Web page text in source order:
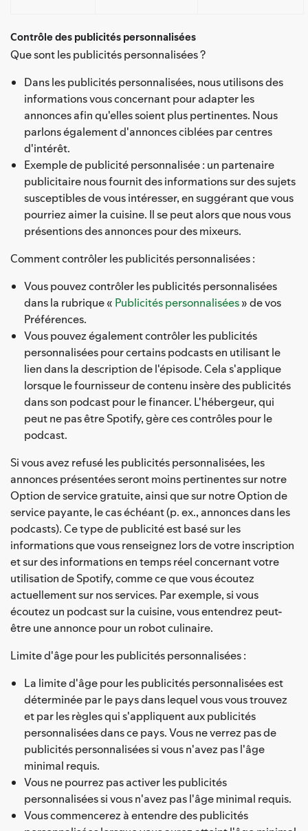
Contrôle des publicités personnalisées
Que sont les publicités personnalisées ?
Dans les publicités personnalisées, nous utilisons des
informations vous concernant pour adapter les
annonces afin qu'elles soient plus pertinentes. Nous
parlons également d'annonces ciblées par centres
d'intérêt.
Exemple de publicité personnalisée : un partenaire
publicitaire nous fournit des informations sur des sujets
susceptibles de vous intéresser, en suggérant que vous
pourriez aimer la cuisine. Il se peut alors que nous vous
présentions des annonces pour des mixeurs.
Comment contrôler les publicités personnalisées :
Vous pouvez contrôler les publicités personnalisées
dans la rubrique « Publicités personnalisées» de vos
Préférences.
Vous pouvez également contrôler les publicités
personnalisées pour certains podcasts en utilisant le
lien dans la description de l'épisode. Cela s'applique
lorsque le fournisseur de contenu insère des publicités
dans son podcast pour le financer. L'hébergeur, qui
peut ne pas être Spotify, gère ces contrôles pour le
podcast.
Si vous avez refusé les publicités personnalisées, les
annonces présentées seront moins pertinentes sur notre
Option de service gratuite, ainsi que sur notre Option de
service payante, le cas échéant (p. ex., annonces dans les
podcasts). Ce type de publicité est basé sur les
informations que vous renseignez lors de votre inscription
et sur des informations en temps réel concernant votre
utilisation de Spotify, comme ce que vous écoutez
actuellement sur nos services. Par exemple, si vous
écoutez un podcast sur la cuisine, vous entendrez peut-
être une annonce pour un robot culinaire.
Limite d'âge pour les publicités personnalisées :
La limite d'âge pour les publicités personnalisées est
déterminée par le pays dans lequel vous vous trouvez
et par les règles qui s'appliquent aux publicités
personnalisées dans ce pays. Vous ne verrez pas de
publicités personnalisées si vous n'avez pas l'âge
minimal requis.
Vous ne pourrez pas activer les publicités
personnalisées si vous n'avez pas l'âge minimal requis.
Vous commencerez à entendre des publicités